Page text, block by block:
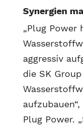
Synergien
„Plug Power
aggressiv
die SK
Plug Power.